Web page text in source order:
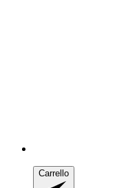
Carrello